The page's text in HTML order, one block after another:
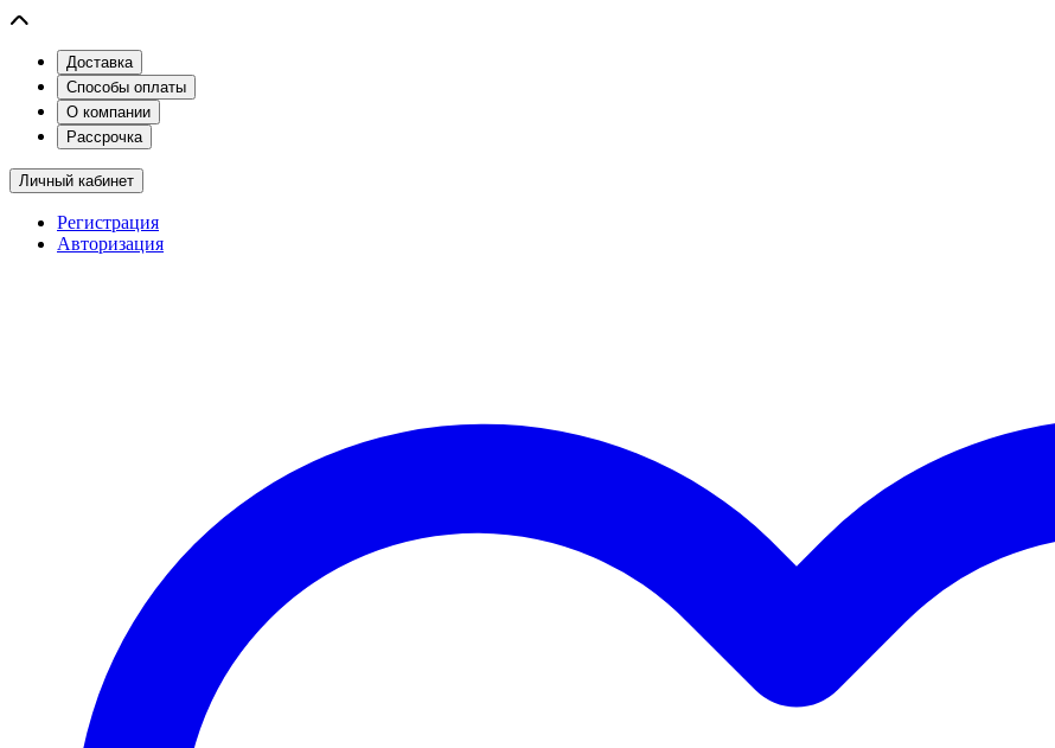
Доставка
Способы оплаты
О компании
Рассрочка
Личный кабинет
Регистрация
Авторизация